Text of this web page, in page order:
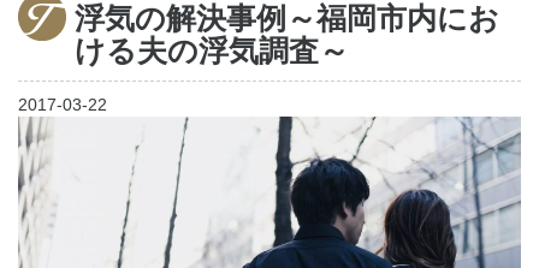
家出調査
ご利用の流れ
お客様の声
よくあるご質問
浮気の解決事例～福岡市内にお
ける夫の浮気調査～
2017-03-22